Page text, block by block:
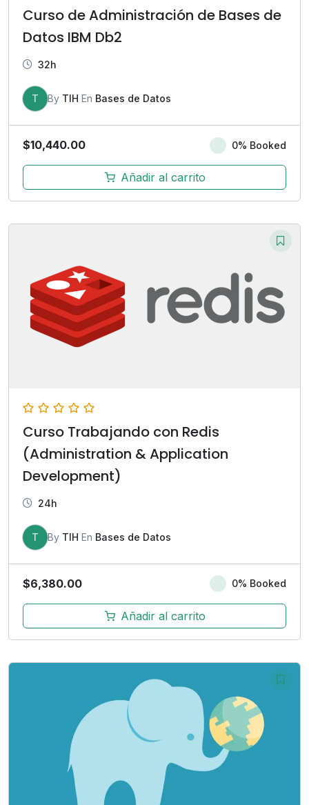
Curso de Administración de Bases de
Datos IBM Db2
32h
T By TIH En Bases de Datos
$10,440.00 0% Booked
Añadir al carrito
Curso Trabajando con Redis
(Administration & Application
Development)
24h
T By TIH En Bases de Datos
$6,380.00 0% Booked
Añadir al carrito